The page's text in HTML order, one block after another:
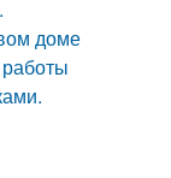
доме